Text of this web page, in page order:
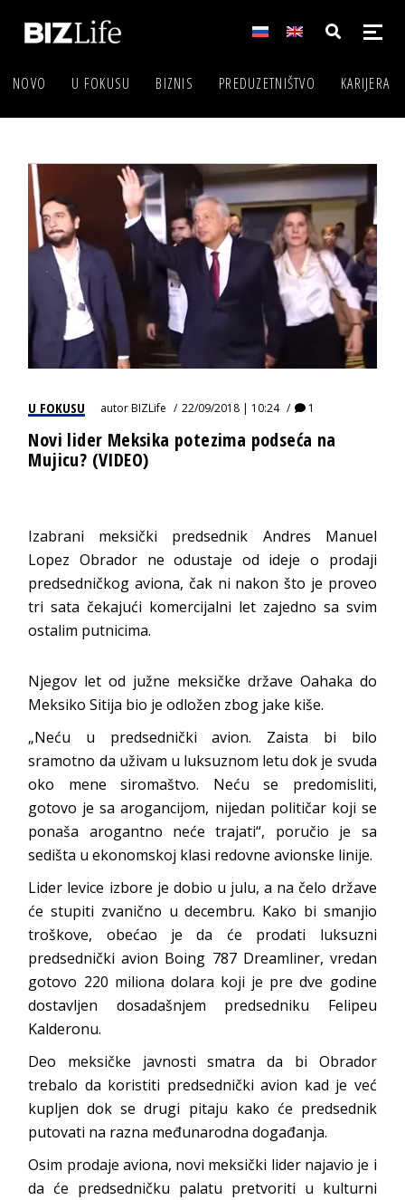
NOVO U FOKUSU BIZNIS PREDUZETNIŠTVO KARIJERA
U FOKUSU autorBIZLife 22/09/2018 | 10:24 1
Novi lider Meksika potezima podseća na
Mujicu? (VIDEO)
Izabrani meksički predsednik Andres Manuel
Lopez Obrador ne odustaje od ideje o prodaji
predsedničkog aviona, čak ni nakon što je proveo
tri sata čekajući komercijalni let zajedno sa svim
ostalim putnicima.
Njegov let od južne meksičke države Oahaka do
Meksiko Sitija bio je odložen zbog jake kiše.
„Neću u predsednički avion. Zaista bi bilo
sramotno da uživam u luksuznom letu dok je svuda
oko mene siromaštvo. Neću se predomisliti,
gotovo je sa arogancijom, nijedan političar koji se
ponaša arogantno neće trajati“, poručio je sa
sedišta u ekonomskoj klasi redovne avionske linije.
Lider levice izbore je dobio u julu, a na čelo države
će stupiti zvanično u decembru. Kako bi smanjio
troškove, obećao je da će prodati luksuzni
predsednički avion Boing 787 Dreamliner, vredan
gotovo 220 miliona dolara koji je pre dve godine
dostavljen dosadašnjem predsedniku Felipeu
Kalderonu.
Deo meksičke javnosti smatra da bi Obrador
trebalo da koristiti predsednički avion kad je već
kupljen dok se drugi pitaju kako će predsednik
putovati na razna međunarodna događanja.
Osim prodaje aviona, novi meksički lider najavio je i
da će predsedničku palatu pretvoriti u kulturni